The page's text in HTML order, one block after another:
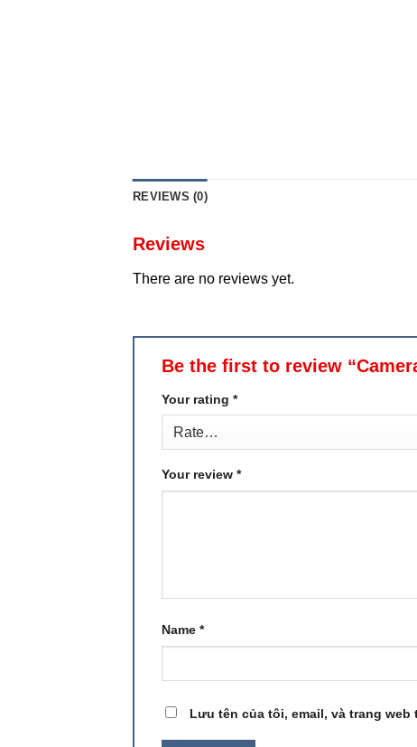
REVIEWS (0)
Reviews
There are no reviews yet.
Be the first to review
Your rating *
Your review *
Name *
Lưu tên của tôi, email, và trang